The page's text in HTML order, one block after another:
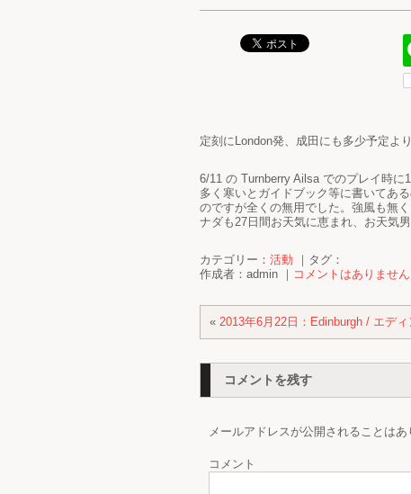
定刻にLondon発、成田にも多少予定よ
6/11 の Turnberry Ailsa でのプレイ時
多く寒いとガイドブック等に書いてあ
のですが全くの無用でした。強風も無
ナダも27日間お天気に恵まれ、お天気
カテゴリー： 活動 ｜タグ：
作成者：admin ｜ コメントはありません
« 2013年6月22日：Edinburgh / エデ
コメントを残す
メールアドレスが公開されることはあ
コメント